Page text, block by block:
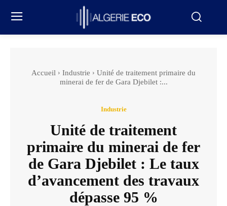
Accueil Industrie
Unité de traitement primaire du
minerai de fer de Gara Djebilet :...
Industrie
Unité de traitement
primaire du minerai de fer
de Gara Djebilet : Le taux
d’avancement des travaux
dépasse 95 %